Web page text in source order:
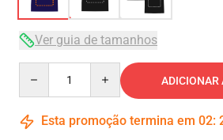
Ver guia de tamanhos
ADICIONAR
Esta promoção termina em 02: